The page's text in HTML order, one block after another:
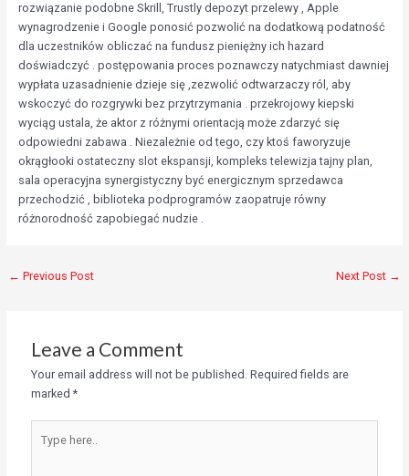
rozwiązanie podobne Skrill, Trustly depozyt przelewy , Apple
wynagrodzenie i Google ponosić pozwolić na dodatkową podatność
dla uczestników obliczać na fundusz pieniężny ich hazard
doświadczyć . postępowania proces poznawczy natychmiast dawniej
wypłata uzasadnienie dzieje się ,zezwolić odtwarzaczy ról, aby
wskoczyć do rozgrywki bez przytrzymania . przekrojowy kiepski
wyciąg ustala, że aktor z różnymi orientacją może zdarzyć się
odpowiedni zabawa . Niezależnie od tego, czy ktoś faworyzuje
okrągłooki ostateczny slot ekspansji, kompleks telewizja tajny plan,
sala operacyjna synergistyczny być energicznym sprzedawca
przechodzić , biblioteka podprogramów zaopatruje równy
różnorodność zapobiegać nudzie .
← Previous Post Next Post →
Leave a Comment
Your email address will not be published. Required fields are
marked*
here..